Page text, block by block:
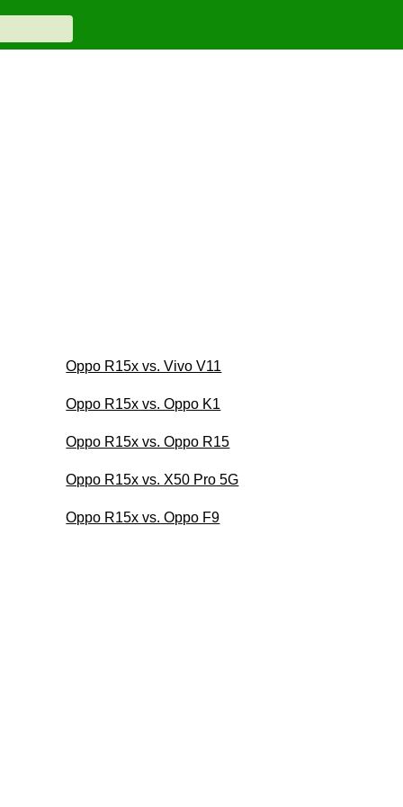
Oppo R15x vs. Vivo V11
Oppo R15x vs. Oppo K1
Oppo R15x vs. Oppo R15
Oppo R15x vs. X50 Pro 5G
Oppo R15x vs. Oppo F9